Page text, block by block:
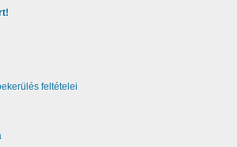
feltételei